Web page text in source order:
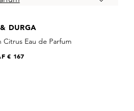
DURGA
Citrus Eau de Parfum
€ 167